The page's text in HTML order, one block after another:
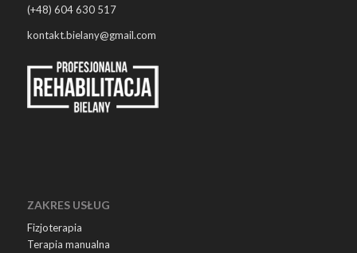
(+48) 604 630 517
kontakt.bielany@gmail.com
ZAKRES USŁUG
Fizjoterapia
Terapia manualna